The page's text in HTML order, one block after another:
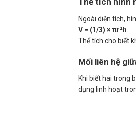
Thể tích hình
Ngoài diện tích,
V = (1/3) × πr²h
Thể tích cho biết
Mối liên hệ
Khi biết hai trong
dụng linh hoạt